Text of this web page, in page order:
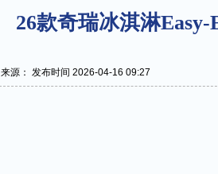
26款奇瑞冰淇淋
来源： 发布时间 2026-04-16 09:27